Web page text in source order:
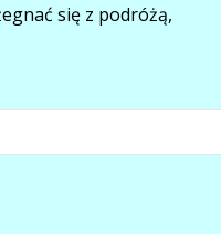
się z podróżą,